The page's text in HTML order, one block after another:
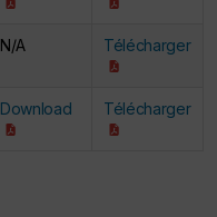
N/A Télécharger
Download Télécharger